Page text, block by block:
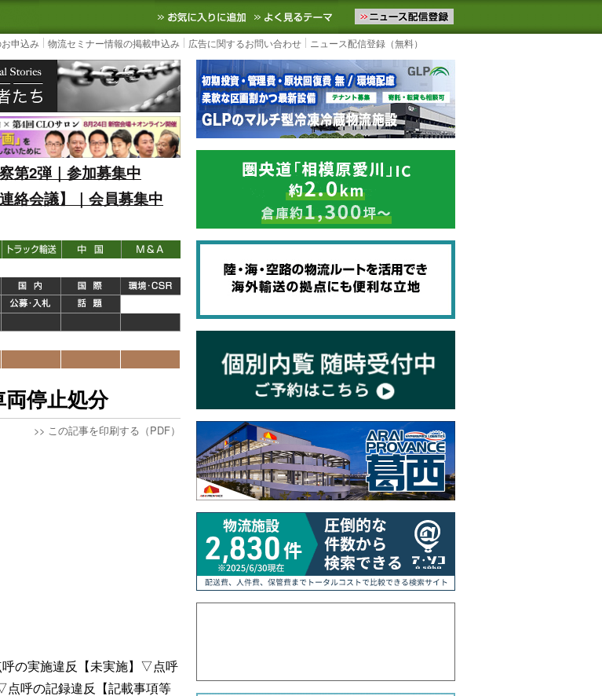
流ニュースサイト
3PL, SCMなど国内外の最新の物流ニュースをお届けします。物流ニュースメール配信を登録す
お気に入りに追加 よく見るテーマ
申込み 物流セミナー情報の掲載申込み 広告に関するお問い合わせ ニュース配信登録（無料）
第2弾｜参加募集中
絡会議】｜会員募集中
停止処分
>> この記事を印刷する（PDF）
の実施違反【未実施】▽点呼
呼の記録違反【記載事項等